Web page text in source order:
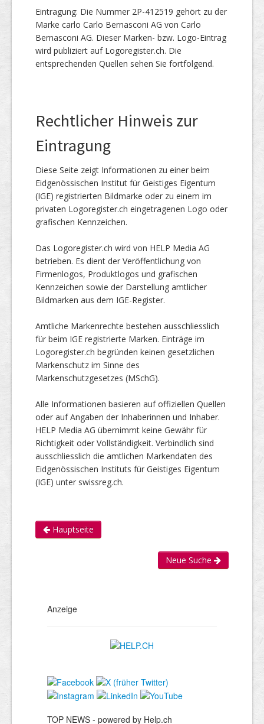
Eintragung: Die Nummer 2P-412519 gehört zu der
Marke carlo Carlo Bernasconi AG von Carlo
Bernasconi AG. Dieser Marken- bzw. Logo-Eintrag
wird publiziert auf Logoregister.ch. Die
entsprechenden Quellen sehen Sie fortfolgend.
Rechtlicher Hinweis zur
Eintragung
Diese Seite zeigt Informationen zu einer beim
Eidgenössischen Institut für Geistiges Eigentum
(IGE) registrierten Bildmarke oder zu einem im
privaten Logoregister.ch eingetragenen Logo oder
grafischen Kennzeichen.
Das Logoregister.ch wird von HELP Media AG
betrieben. Es dient der Veröffentlichung von
Firmenlogos, Produktlogos und grafischen
Kennzeichen sowie der Darstellung amtlicher
Bildmarken aus dem IGE-Register.
Amtliche Markenrechte bestehen ausschliesslich
für beim IGE registrierte Marken. Einträge im
Logoregister.ch begründen keinen gesetzlichen
Markenschutz im Sinne des
Markenschutzgesetzes (MSchG).
Alle Informationen basieren auf offiziellen Quellen
oder auf Angaben der Inhaberinnen und Inhaber.
HELP Media AG übernimmt keine Gewähr für
Richtigkeit oder Vollständigkeit. Verbindlich sind
ausschliesslich die amtlichen Markendaten des
Eidgenössischen Instituts für Geistiges Eigentum
(IGE) unter swissreg.ch.
Hauptseite
Neue Suche